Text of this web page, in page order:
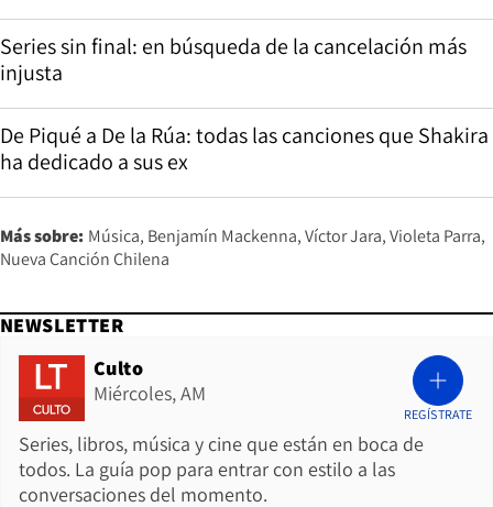
Series sin final: en búsqueda de la cancelación más
injusta
De Piqué a De la Rúa: todas las canciones que Shakira
ha dedicado a sus ex
Más sobre: Música Benjamín Mackenna Víctor Jara Violeta Parra
Nueva Canción Chilena
NEWSLETTER
Culto
Miércoles, AM
Series, libros, música y cine que están en boca de
todos. La guía pop para entrar con estilo a las
conversaciones del momento.
REGÍSTRATE